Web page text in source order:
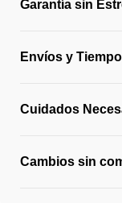
Garantía sin
Envíos y
Cuidados
Cambios sin